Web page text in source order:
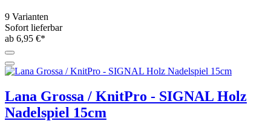
9 Varianten
Sofort lieferbar
ab 6,95 €*
Lana Grossa / KnitPro - SIGNAL Holz
Nadelspiel 15cm